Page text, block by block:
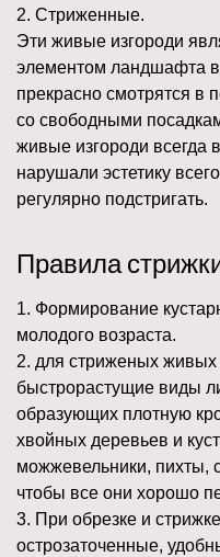
2. Стриженные.
Эти живые изгороди
элементом ландшафта в
прекрасно смотрятся в
со свободными
живые изгороди всегда
нарушали эстетику
регулярно подстригать.
Правила
1. Формирование
молодого возраста.
2. для стриженых живых
быстрорастущие виды
образующих плотную
хвойных деревьев и
можжевельники, пихты,
чтобы все они хорошо
3. При обрезке и
острозаточенные,